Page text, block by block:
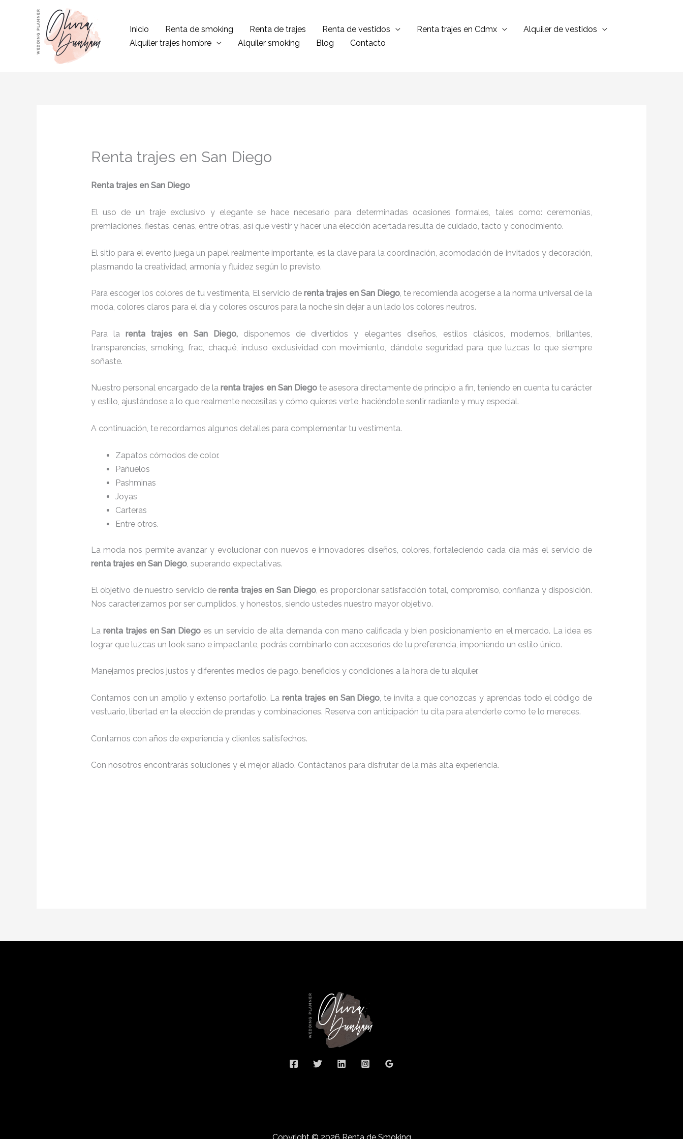
contenido
Inicio Renta de smoking Renta de trajes Renta de vestidos Renta trajes en Cdmx
Alquiler de vestidos
Alquiler trajes hombre
Alquiler smoking Blog Contacto
Renta trajes en San Diego
Renta trajes en San Diego
El uso de un traje exclusivo y elegante se hace necesario para determinadas ocasiones formales, tales como: ceremonias,
premiaciones, fiestas, cenas, entre otras, así que vestir y hacer una elección acertada resulta de cuidado, tacto y conocimiento.
El sitio para el evento juega un papel realmente importante, es la clave para la coordinación, acomodación de invitados y decoración,
plasmando la creatividad, armonía y fluidez según lo previsto.
Para escoger los colores de tu vestimenta, El servicio de renta trajes en San Diego, te recomienda acogerse a la norma universal de la
moda, colores claros para el día y colores oscuros para la noche sin dejar a un lado los colores neutros.
Para larenta trajes en San Diego, disponemos de
divertidos y elegantes diseños, estilos clásicos, modernos, brillantes,
transparencias, smoking, frac, chaqué, incluso exclusividad con movimiento, dándote seguridad para que luzcas lo que siempre
soñaste.
Nuestro personal encargado de larenta trajes en San Diegote asesora directamente de principio a fin, teniendo en cuenta tu carácter
y estilo, ajustándose a lo que realmente necesitas y cómo quieres verte, haciéndote sentir radiante y muy especial.
A continuación, te recordamos algunos detalles para complementar tu vestimenta.
Zapatos cómodos de color.
Pañuelos
Pashminas
Joyas
Carteras
Entre otros.
La moda nos permite avanzar y evolucionar con nuevos e innovadores diseños, colores, fortaleciendo cada día más el servicio de
renta trajes en San Diego, superando expectativas.
El objetivo de nuestro servicio derenta trajes en San Diego, es proporcionar satisfacción total, compromiso, confianza y disposición.
Nos caracterizamos por ser cumplidos, y honestos, siendo ustedes nuestro mayor objetivo.
La renta trajes en San Diego es un servicio de alta demanda con mano calificada y bien posicionamiento en el mercado. La idea es
lograr que luzcas un look sano e impactante, podrás combinarlo con accesorios de tu preferencia, imponiendo un estilo único.
Manejamos precios justos y diferentes medios de pago, beneficios y condiciones a la hora de tu alquiler.
Contamos con un amplio y extenso portafolio. Larenta trajes en San Diego, te invita a que conozcas y aprendas todo el código de
vestuario, libertad en la elección de prendas y combinaciones. Reserva con anticipación tu cita para atenderte como te lo mereces.
Contamos con años de experiencia y clientes satisfechos.
Con nosotros encontrarás soluciones y el mejor aliado. Contáctanos para disfrutar de la más alta experiencia.